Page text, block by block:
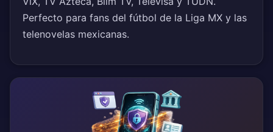
Perfecto para fans del fútbol de la Liga MX y las
telenovelas mexicanas.